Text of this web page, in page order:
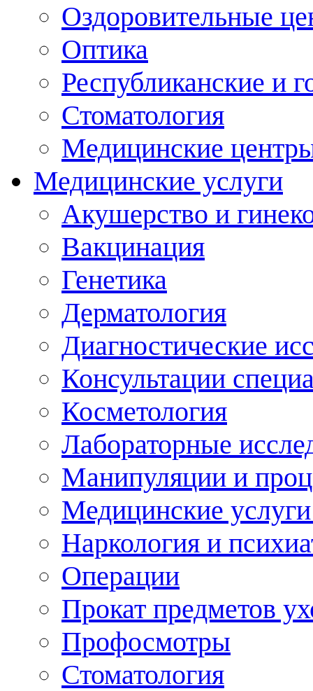
Оздоровительные
Оптика
Республиканские и
Стоматология
Медицинские
Медицинские услуги
Акушерство и
Вакцинация
Генетика
Дерматология
Диагностические
Консультации
Косметология
Лабораторные
Манипуляции и
Медицинские
Наркология и
Операции
Прокат предметов
Профосмотры
Стоматология